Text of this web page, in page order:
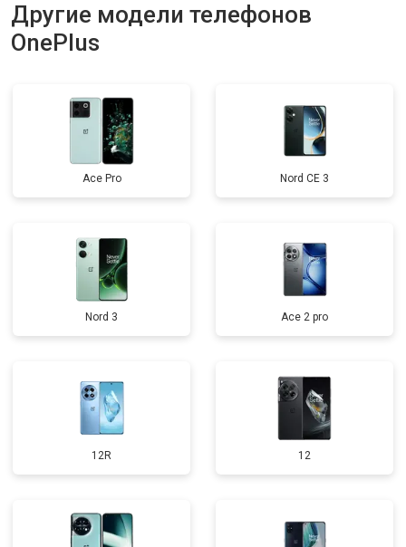
Другие модели телефонов
OnePlus
Ace Pro Nord CE 3
Nord 3 Ace 2 pro
12R 12